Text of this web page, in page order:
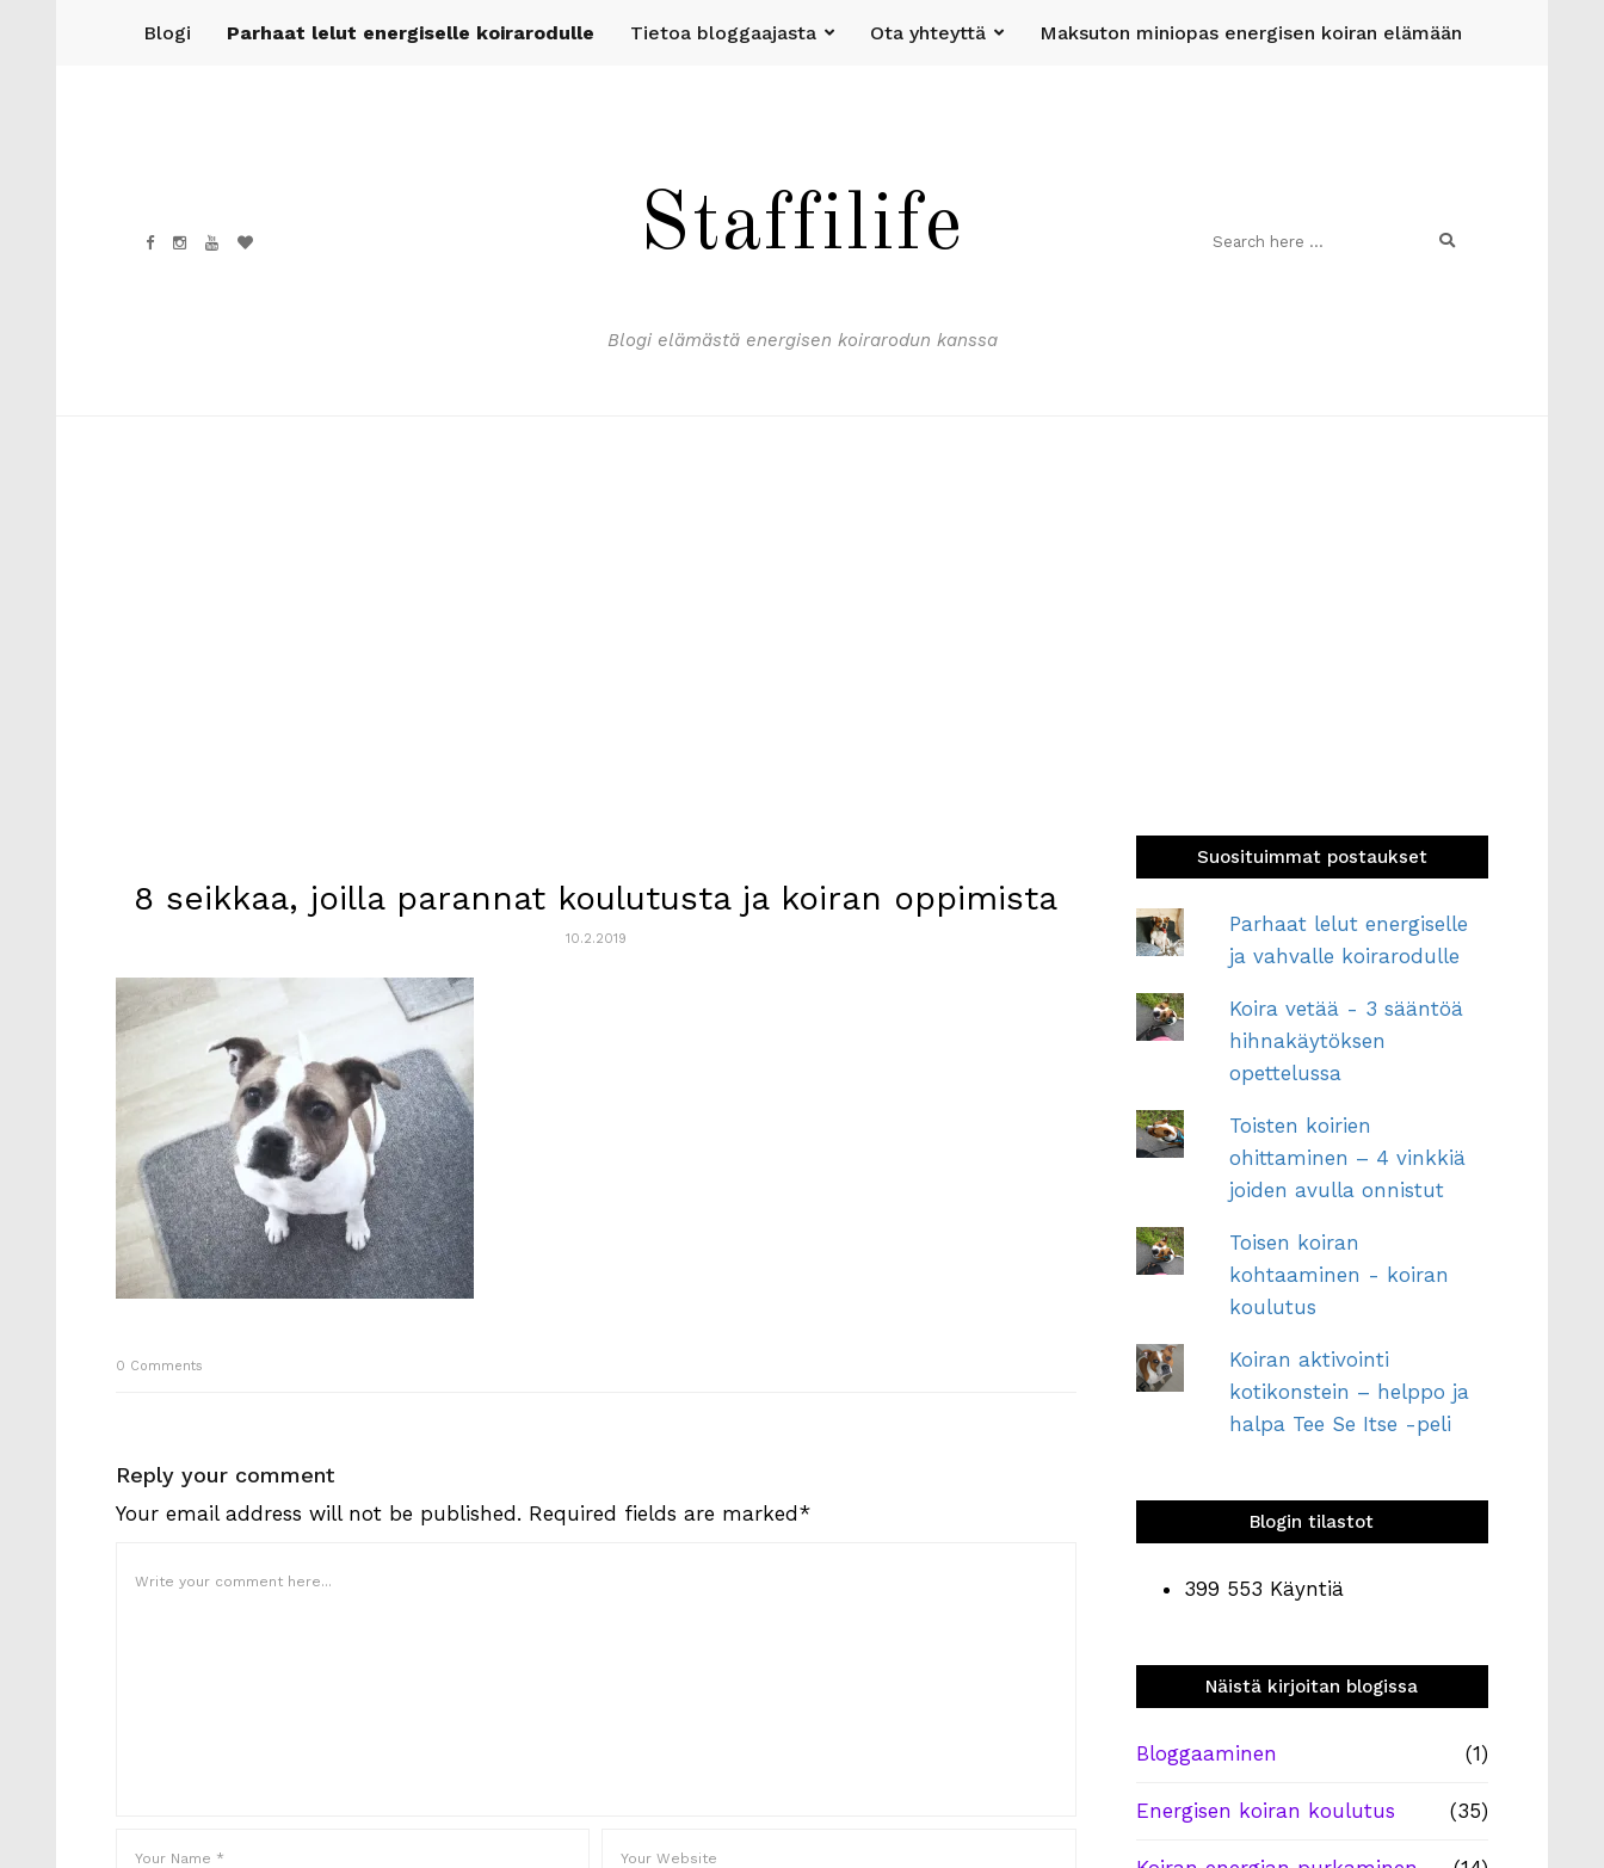
Blogi Parhaat lelut energiselle koirarodulle Tietoa bloggaajasta Ota yhteyttä Maksuton miniopas energisen koiran elämään
Staffilife
Blogi elämästä energisen koirarodun kanssa
8 seikkaa, joilla parannat koulutusta ja koiran oppimista
10.2.2019
0 Comments
Reply your comment
Your email address will not be published. Required fields are marked*
Suosituimmat postaukset
Parhaat lelut energiselle
ja vahvalle koirarodulle
Koira vetää - 3 sääntöä
hihnakäytöksen
opettelussa
Toisten koirien
ohittaminen – 4 vinkkiä
joiden avulla onnistut
Toisen koiran
kohtaaminen - koiran
koulutus
Koiran aktivointi
kotikonstein – helppo ja
halpa Tee Se Itse -peli
Blogin tilastot
399 553 Käyntiä
Näistä kirjoitan blogissa
Bloggaaminen (1)
Energisen koiran koulutus (35)